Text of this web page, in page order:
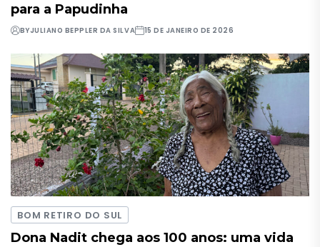
para a Papudinha
BYJULIANO BEPPLER DA SILVA 15 DE JANEIRO DE 2026
BOM RETIRO DO SUL
Dona Nadit chega aos 100 anos: uma vida